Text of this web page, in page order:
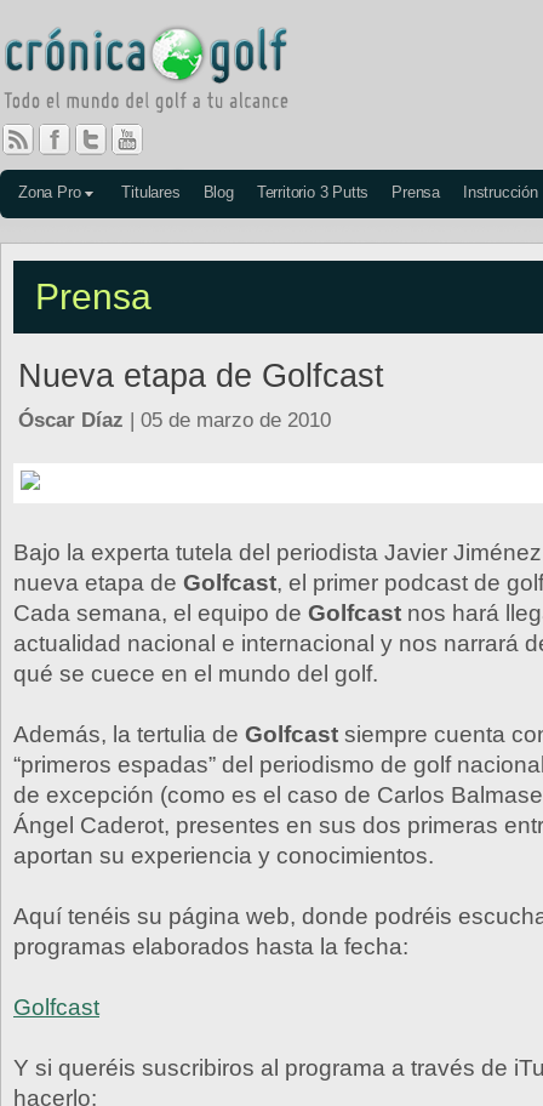
Zona Pro Titulares Blog Territorio 3 Putts Prensa Instrucción
Prensa
Nueva etapa de Golfcast
Óscar Díaz | 05 de marzo de 2010
Bajo la experta tutela del periodista Javier
nueva etapa de Golfcast, el primer podcast de
Cada semana, el equipo de Golfcast nos hará
actualidad nacional e internacional y nos narrará
qué se cuece en el mundo del golf.
Además, la tertulia de Golfcast siempre cuenta
“primeros espadas” del periodismo de golf
de excepción (como es el caso de Carlos
Ángel Caderot, presentes en sus dos primeras
aportan su experiencia y conocimientos.
Aquí tenéis su página web, donde podréis
programas elaborados hasta la fecha:
Golfcast
Y si queréis suscribiros al programa a través de
hacerlo: